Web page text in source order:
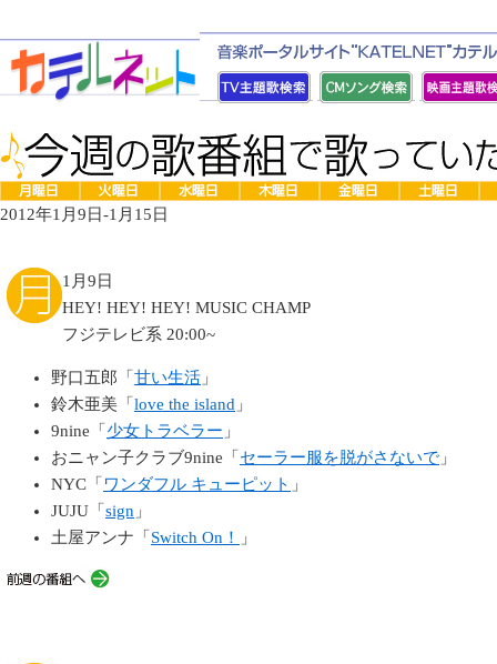
2012年1月9日-1月15日
1月9日
HEY! HEY! HEY! MUSIC CHAMP
フジテレビ系 20:00~
野口五郎「 甘い生活 」
鈴木亜美「 love the island 」
9nine「 少女トラベラー 」
おニャン子クラブ9nine「 セーラー服を脱がさないで 」
NYC「 ワンダフル キューピット 」
JUJU「 sign 」
土屋アンナ「 Switch On！ 」